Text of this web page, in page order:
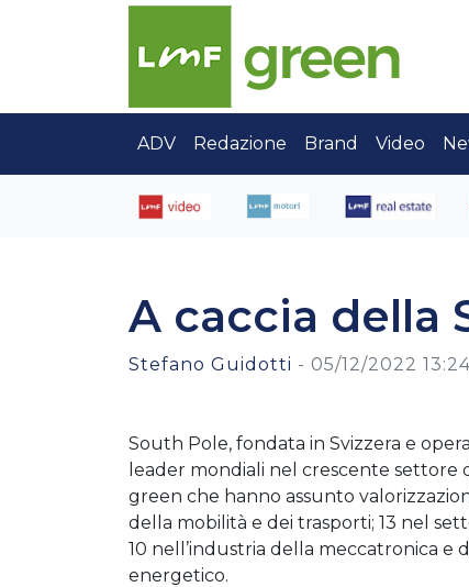
ADV Redazione Brand Video
A caccia della
Stefano Guidotti - 05/12/2022
South Pole, fondata in Svizzera e
leader mondiali nel crescente
green che hanno assunto
della mobilità e dei trasporti; 13 nel
10 nell’industria della meccatronica e
energetico.